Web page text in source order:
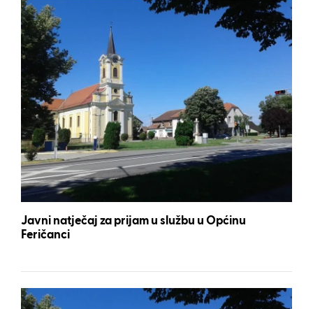
Javni natječaj za prijam u službu u Općinu
Feričanci